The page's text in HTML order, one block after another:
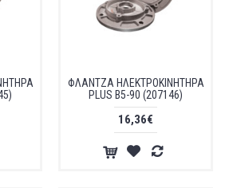
ΦΛΑΝΤΖΑ ΗΛΕΚΤΡΟΚΙΝΗΤΗΡΑ
PLUS B5-90 (207146)
16,36€